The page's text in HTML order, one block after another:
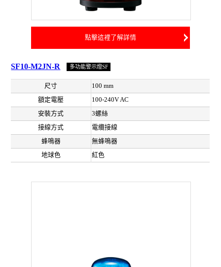
點擊這裡了解詳情
SF10-M2JN-R 多功能警示燈SF
尺寸
100 mm
額定電壓
100-240V AC
安裝方式
3螺絲
接線方式
電纜接線
蜂鳴器
無蜂鳴器
地球色
紅色